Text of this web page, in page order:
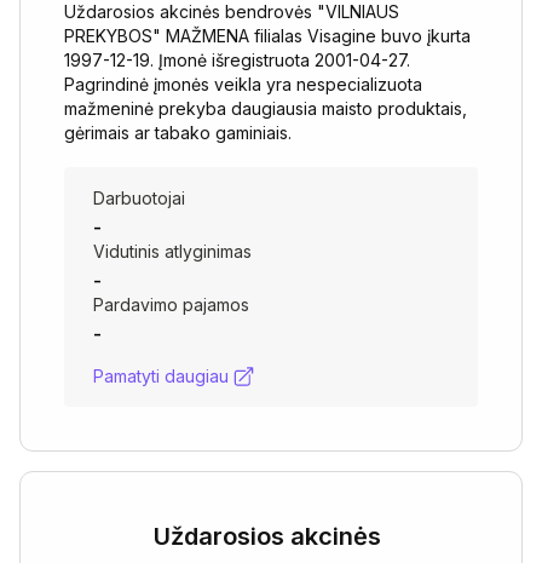
Uždarosios akcinės bendrovės "VILNIAUS
PREKYBOS" MAŽMENA filialas Visagine buvo įkurta
1997-12-19. Įmonė išregistruota 2001-04-27.
Pagrindinė įmonės veikla yra nespecializuota
mažmeninė prekyba daugiausia maisto produktais,
gėrimais ar tabako gaminiais.
Darbuotojai
-
Vidutinis atlyginimas
-
Pardavimo pajamos
-
Pamatyti daugiau
Uždarosios akcinės